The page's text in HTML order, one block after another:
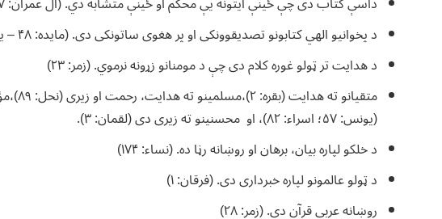
د پخوانیو الهي کتابونو تصدیقوونکی او پر هغوی ساتونکی دی. (مایده: ۴۸ – یونس: ۳۷)
د هدایت تر ټولو غوره کلام دی چې د مومنانو زړونه نرموي. (زمر: ۲۳)
(یونس: ۵۷؛ اسراء: ۸۲)، او محسنینو ته زیری دی (لقمان: ۳).
د خلکو لپاره بیان، برهان او روښانه رڼا ده. (نساء: ۱۷۴)
د ټولو عالمونو لپاره خبرداری دی. (فرقان: ۱)
روښانه عربي قرآن دی. (زمر: ۲۸)